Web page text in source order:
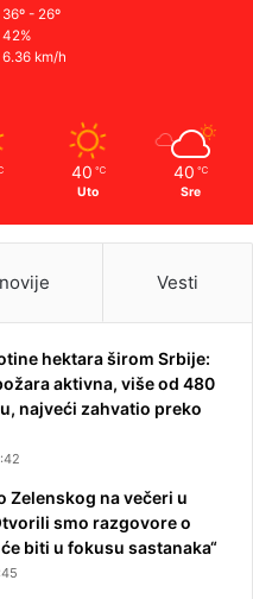
36º - 26º
42%
6.36 km/h
40 ℃
Uto
40 ℃
Sre
Vesti
hektara širom Srbije:
aktivna, više od 480
najveći zahvatio preko
Zelenskog na večeri u
smo razgovore o
biti u fokusu sastanaka“